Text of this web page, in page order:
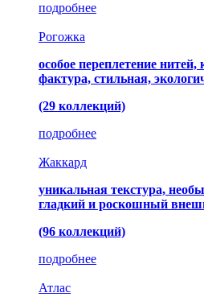
подробнее
Рогожка
особое переплетение
фактура, стильная,
(29 коллекций)
подробнее
Жаккард
уникальная текстура,
гладкий и роскошный
(96 коллекций)
подробнее
Атлас